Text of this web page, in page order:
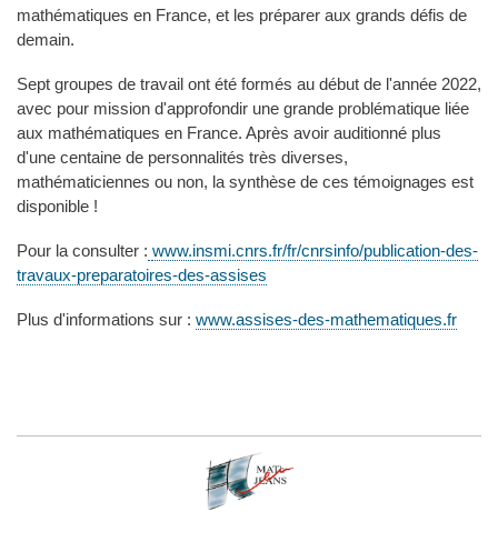
mathématiques en France, et les préparer aux grands défis de
demain.
Sept groupes de travail ont été formés au début de l'année 2022,
avec pour mission d'approfondir une grande problématique liée
aux mathématiques en France. Après avoir auditionné plus
d'une centaine de personnalités très diverses,
mathématiciennes ou non, la synthèse de ces témoignages est
disponible !
Pour la consulter : www.insmi.cnrs.fr/fr/cnrsinfo/publication-des-
travaux-preparatoires-des-assises
Plus d'informations sur : www.assises-des-mathematiques.fr